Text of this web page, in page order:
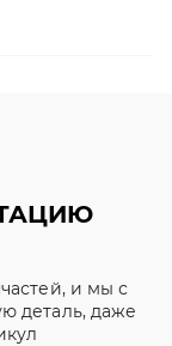
и мы с
деталь, даже